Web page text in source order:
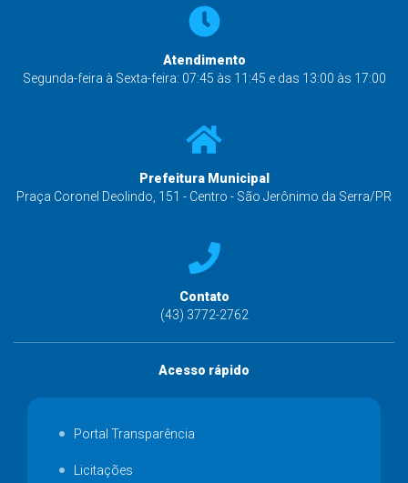
Atendimento
Segunda-feira à Sexta-feira: 07:45 às 11:45 e das 13:00 às 17:00
Prefeitura Municipal
Praça Coronel Deolindo, 151 - Centro - São Jerônimo da Serra/PR
Contato
(43) 3772-2762
Acesso rápido
Portal Transparência
Licitações